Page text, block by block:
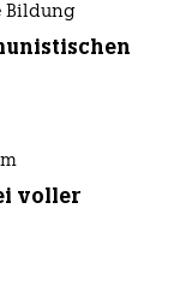
Bildung
voller